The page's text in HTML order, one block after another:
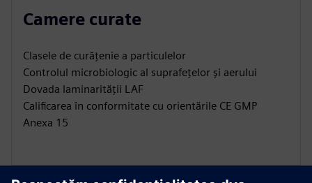
Camere curate
Clasele de curățenie a particulelor
Controlul microbiologic al suprafețelor și aerului
Dovada laminarității LAF
Calificarea în conformitate cu orientările CE GMP
Anexa 15